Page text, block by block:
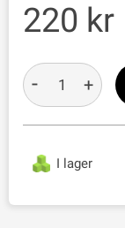
220
I lager
- +